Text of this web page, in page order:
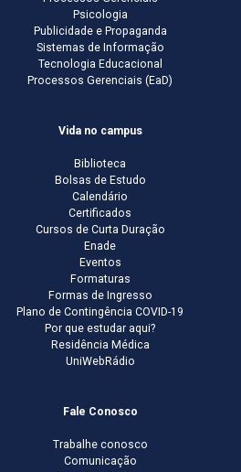
Psicologia
Publicidade e Propaganda
Sistemas de Informação
Tecnologia Educacional
Processos Gerenciais (EaD)
Vida no campus
Biblioteca
Bolsas de Estudo
Calendário
Certificados
Cursos de Curta Duração
Enade
Eventos
Formaturas
Formas de Ingresso
Plano de Contingência COVID-19
Por que estudar aqui?
Residência Médica
UniWebRádio
Fale Conosco
Trabalhe conosco
Comunicação